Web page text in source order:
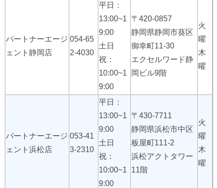
パートナーエージ
ェント静岡店
054-65
2-4030
平日：
13:00~1
9:00
土日
祝：
10:00~1
9:00
〒420-0857
静岡県静岡市葵区
御幸町11-30
エクセルワード静
岡ビル9階
火
曜
木
曜
パートナーエージ
ェント浜松店
053-41
3-2310
平日：
13:00~1
9:00
土日
祝：
10:00~1
9:00
〒430-7711
静岡県浜松市中区
板屋町111-2
浜松アクトタワー
11階
火
曜
木
曜